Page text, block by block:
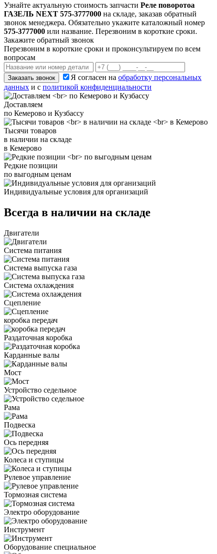
Узнайте актуальную стоимость запчасти Реле поворотоа
ГАЗЕЛЬ NEXT 575-3777000 на складе, заказав обратный
звонок менеджера. Обязательно укажите каталожный номер
575-3777000 или название. Перезвоним в короткие сроки.
Закажите обратный звонок
Перезвоним в короткие сроки и проконсультируем по всем
вопросам
Заказать звонок Я согласен на обработку персональных
данных и с политикой конфиденциальности
Доставляем
по Кемерово и Кузбассу
Тысячи товаров
в наличии на складе
в Кемерово
Редкие позиции
по выгодным ценам
Индивидуальные условия для организаций
Всегда в наличии на складе
Двигатели
Система питания
Система выпуска газа
Система охлаждения
Сцепление
коробка передач
Раздаточная коробка
Карданные валы
Мост
Устройство седельное
Рама
Подвеска
Ось передняя
Колеса и ступицы
Рулевое управление
Тормозная система
Электро оборудование
Инструмент
Оборудование специальное